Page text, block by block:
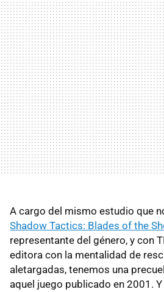
A cargo del mismo estudio que
Shadow Tactics: Blades of the
representante del género, y con
editora con la mentalidad de
aletargadas, tenemos una
aquel juego publicado en 2001.